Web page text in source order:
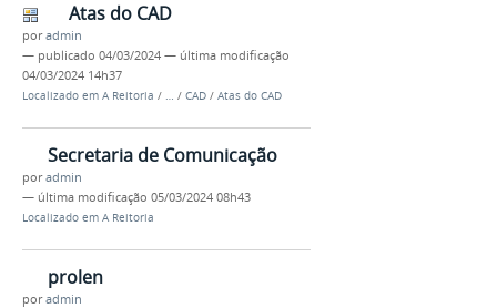
Atas do CAD
poradmin
— publicado 04/03/2024 — última modificação
04/03/2024 14h37
Localizado em A Reitoria / … / CAD / Atas do CAD
Secretaria de Comunicação
poradmin
— última modificação 05/03/2024 08h43
Localizado em A Reitoria
prolen
poradmin